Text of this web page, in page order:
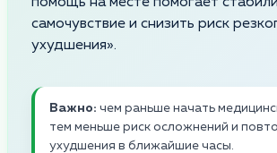
самочувствие и снизить риск
ухудшения».
Важно: чем раньше начать
тем меньше риск осложнений и
ухудшения в ближайшие часы.